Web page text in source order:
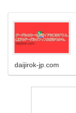
daijirok-jp.com